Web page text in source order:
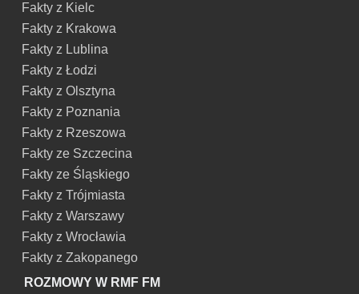
Fakty z Kielc
Fakty z Krakowa
Fakty z Lublina
Fakty z Łodzi
Fakty z Olsztyna
Fakty z Poznania
Fakty z Rzeszowa
Fakty ze Szczecina
Fakty ze Śląskiego
Fakty z Trójmiasta
Fakty z Warszawy
Fakty z Wrocławia
Fakty z Zakopanego
ROZMOWY W RMF FM